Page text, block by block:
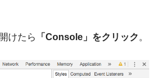
けたら 「Console」をクリック 。